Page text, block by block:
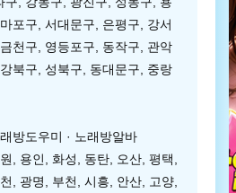
포구, 서대문구, 은평구, 강서
천구, 영등포구, 동작구, 관악
북구, 성북구, 동대문구, 중랑
방도우미 · 노래방알바
, 용인, 화성, 동탄, 오산, 평택,
, 광명, 부천, 시흥, 안산, 고양,